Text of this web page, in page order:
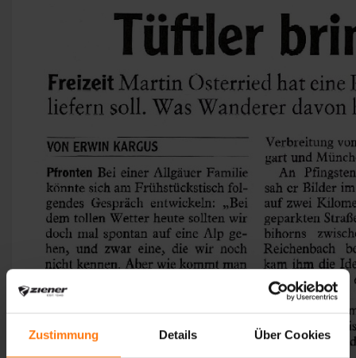
Zustimmung Details Über Cookies